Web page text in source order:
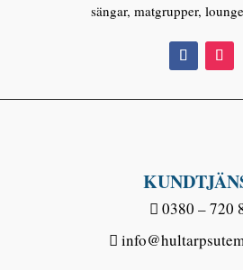
sängar, matgrupper,
0380 – 720